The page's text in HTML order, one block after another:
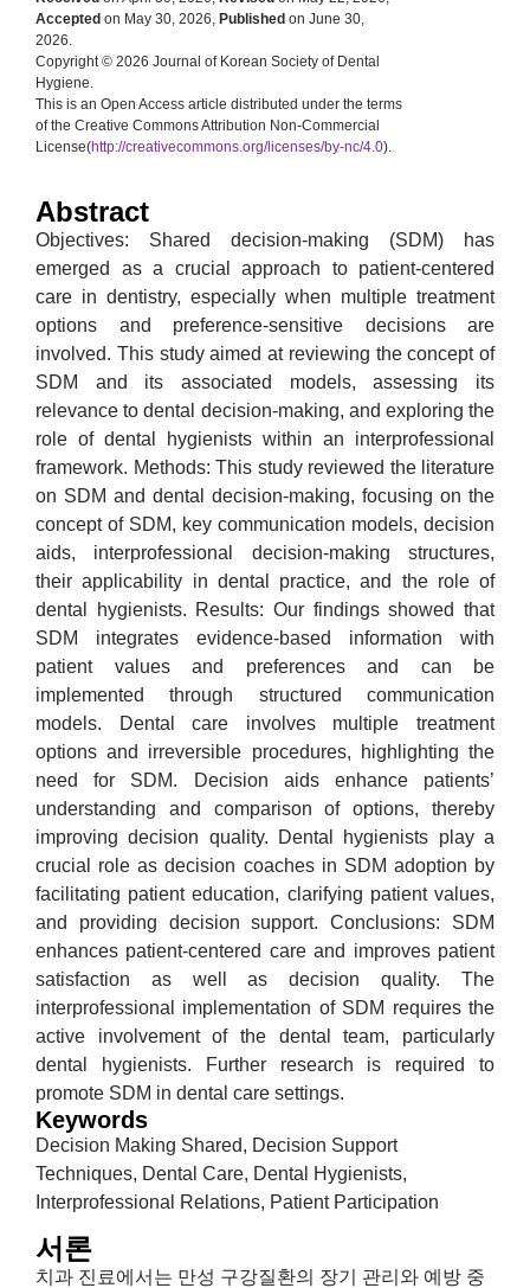
Accepted on May 30, 2026, Published on June 30,
2026.
Copyright © 2026 Journal of Korean Society of Dental
Hygiene.
This is an Open Access article distributed under the terms
of the Creative Commons Attribution Non-Commercial
License(http://creativecommons.org/licenses/by-nc/4.0).
Abstract
Objectives: Shared decision-making (SDM) has
emerged as a crucial approach to patient-centered
care in dentistry, especially when multiple treatment
options and preference-sensitive decisions are
involved. This study aimed at reviewing the concept of
SDM and its associated models, assessing its
relevance to dental decision-making, and exploring the
role of dental hygienists within an interprofessional
framework. Methods: This study reviewed the literature
on SDM and dental decision-making, focusing on the
concept of SDM, key communication models, decision
aids, interprofessional decision-making structures,
their applicability in dental practice, and the role of
dental hygienists. Results: Our findings showed that
SDM integrates evidence-based information with
patient values and preferences and can be
implemented through structured communication
models. Dental care involves multiple treatment
options and irreversible procedures, highlighting the
need for SDM. Decision aids enhance patients’
understanding and comparison of options, thereby
improving decision quality. Dental hygienists play a
crucial role as decision coaches in SDM adoption by
facilitating patient education, clarifying patient values,
and providing decision support. Conclusions: SDM
enhances patient-centered care and improves patient
satisfaction as well as decision quality. The
interprofessional implementation of SDM requires the
active involvement of the dental team, particularly
dental hygienists. Further research is required to
promote SDM in dental care settings.
Keywords
Decision Making Shared, Decision Support
Techniques, Dental Care, Dental Hygienists,
Interprofessional Relations, Patient Participation
서론
치과 진료에서는 만성 구강질환의 장기 관리와 예방 중